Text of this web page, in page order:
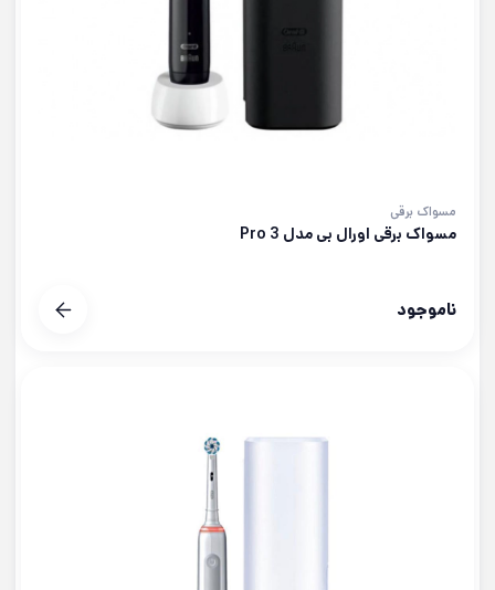
مسواک برقی
مسواک برقی اورال بی مدل Pro 3
ناموجود